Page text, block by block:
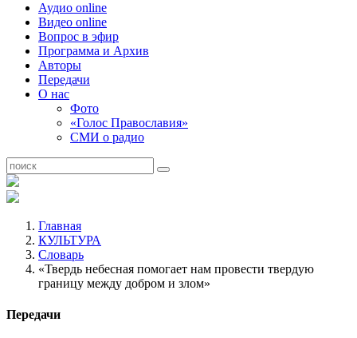
Аудио online
Видео online
Вопрос в эфир
Программа и Архив
Авторы
Передачи
О нас
Фото
«Голос Православия»
СМИ о радио
Главная
КУЛЬТУРА
Словарь
«Твердь небесная помогает нам провести твердую
границу между добром и злом»
Передачи